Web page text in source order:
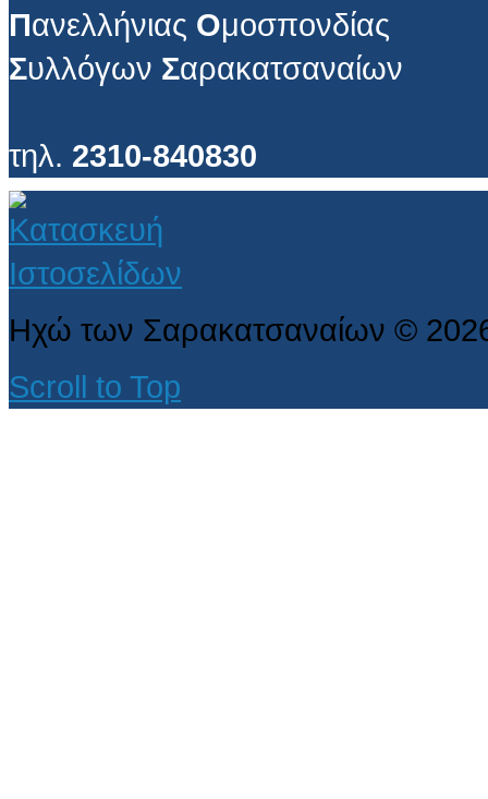
Πανελλήνιας Ομοσπονδίας
Συλλόγων Σαρακατσαναίων
τηλ. 2310-840830
Ηχώ των Σαρακατσαναίων ©
Scroll to Top